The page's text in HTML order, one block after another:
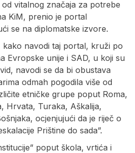
vitalnog značaja za potrebe
KiM, prenio je portal
se na diplomatske izvore.
navodi taj portal, kruži po
Evropske unije i SAD, u koji su
navodi se da bi obustava
odmah pogodila više od
etničke grupe poput Roma,
Hrvata, Turaka, Aškalija,
ocjenjujući da je riječ o
Prištine do sada”.
poput škola, vrtića i